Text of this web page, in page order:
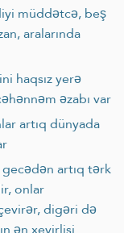
müddətcə, beş
aralarında
haqsız yerə
əzabı var
artıq dünyada
artıq tərk
onlar
digəri də